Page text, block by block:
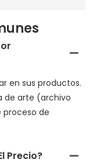
en sus productos.
de arte (archivo
proceso de
Precio?